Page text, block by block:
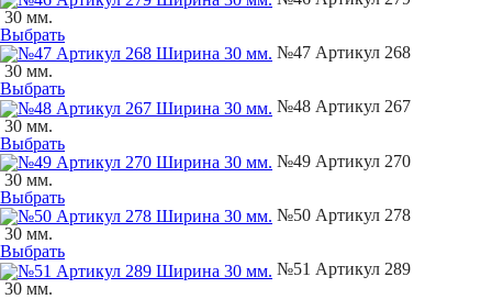
30 мм.
Выбрать
№47 Артикул 268
30 мм.
Выбрать
№48 Артикул 267
30 мм.
Выбрать
№49 Артикул 270
30 мм.
Выбрать
№50 Артикул 278
30 мм.
Выбрать
№51 Артикул 289
30 мм.